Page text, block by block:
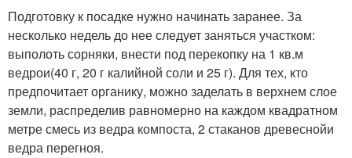
Подготовку к посадке нужно начинать заранее. За
несколько недель до нее следует заняться участком:
выполоть сорняки, внести под перекопку на 1 кв.м
ведрои(40 г, 20 г калийной соли и 25 г). Для тех, кто
предпочитает органику, можно заделать в верхнем слое
земли, распределив равномерно на каждом квадратном
метре смесь из ведра компоста, 2 стаканов древеснойи
ведра перегноя.